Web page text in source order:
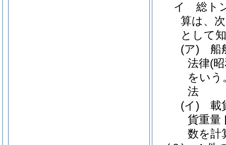
イ
総ト
算は、
として
(ア)
船
法律(
をいう
法
(イ)
載
貨重量
数を計